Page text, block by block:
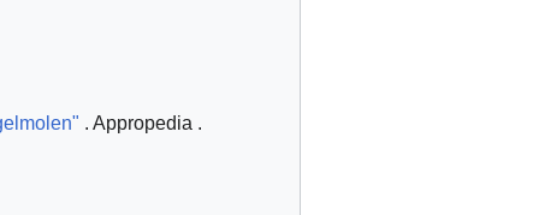
. Appropedia .